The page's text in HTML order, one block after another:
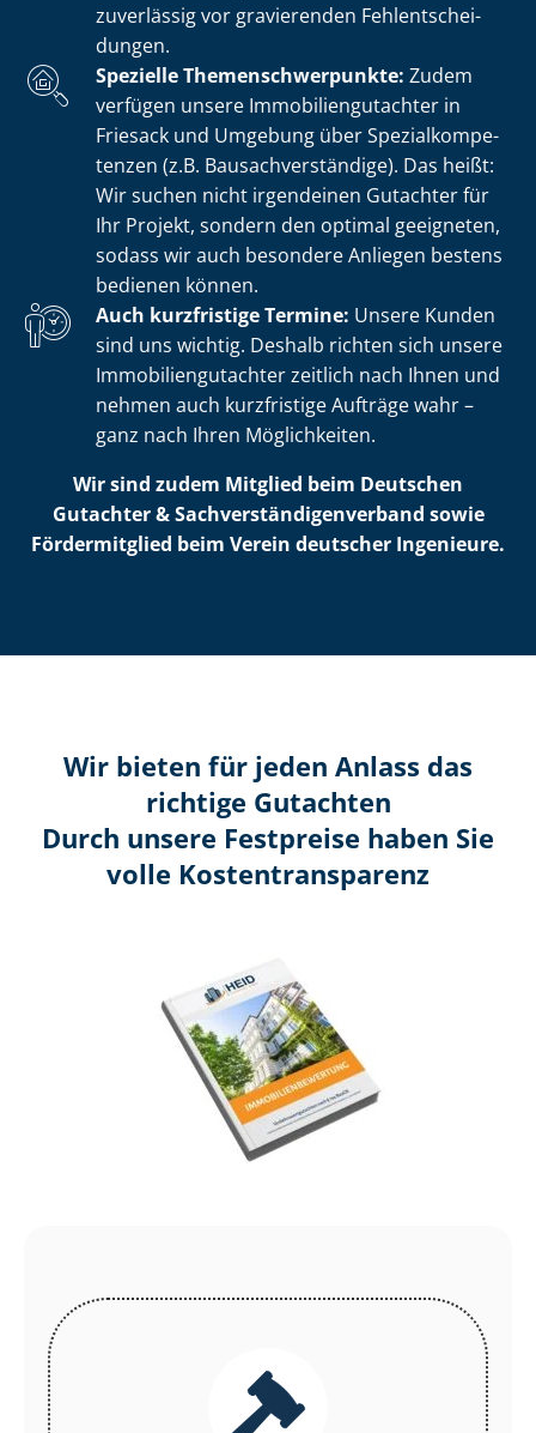
zuverlässig vor gravierenden Fehl­ent­schei­
dun­gen.
Spezielle The­men­schwer­punk­te: Zudem
verfügen unsere Im­mo­bi­li­en­gut­ach­ter in
Friesack und Umgebung über Spe­zi­al­kom­pe­
ten­zen (z.B. Bau­sach­ver­stän­di­ge). Das heißt:
Wir suchen nicht irgendeinen Gutachter für
Ihr Projekt, sondern den optimal geeigneten,
sodass wir auch besondere Anliegen bestens
bedienen können.
Auch kurzfristige Termine: Unsere Kunden
sind uns wichtig. Deshalb richten sich unsere
Im­mo­bi­li­en­gut­ach­ter zeitlich nach Ihnen und
nehmen auch kurzfristige Aufträge wahr –
ganz nach Ihren Möglichkeiten.
Wir sind zudem Mitglied beim Deutschen
Gutachter & Sach­ver­stän­di­gen­ver­band sowie
Fördermitglied beim Verein deutscher Ingenieure.
Wir bieten für jeden Anlass das
richtige Gutachten
Durch unsere Festpreise haben Sie
volle Kosten­transparenz